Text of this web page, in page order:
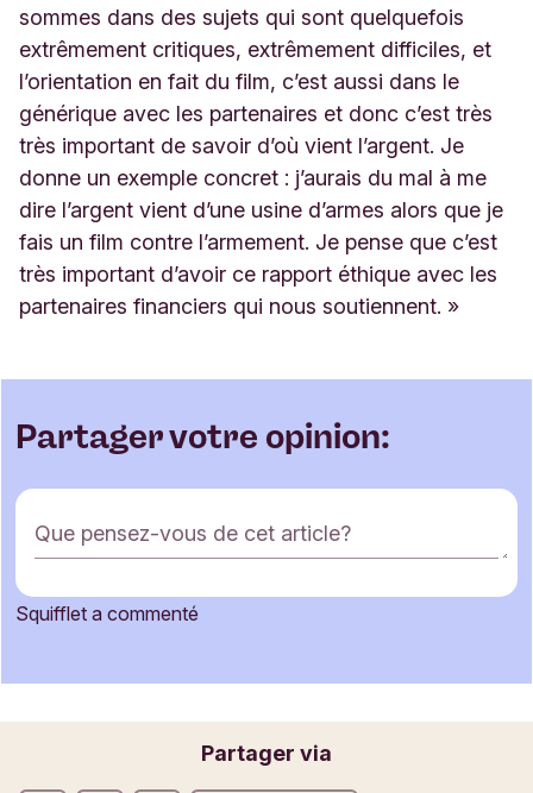
sommes dans des sujets qui sont quelquefois
extrêmement critiques, extrêmement difficiles, et
l’orientation en fait du film, c’est aussi dans le
générique avec les partenaires et donc c’est très
très important de savoir d’où vient l’argent. Je
donne un exemple concret : j’aurais du mal à me
dire l’argent vient d’une usine d’armes alors que je
fais un film contre l’armement. Je pense que c’est
très important d’avoir ce rapport éthique avec les
partenaires financiers qui nous soutiennent. »
Partager votre opinion:
F
o
m
a
Que pensez-vous de cet article?
Votre adresse e-mail
Squifflet a commenté
Partager via